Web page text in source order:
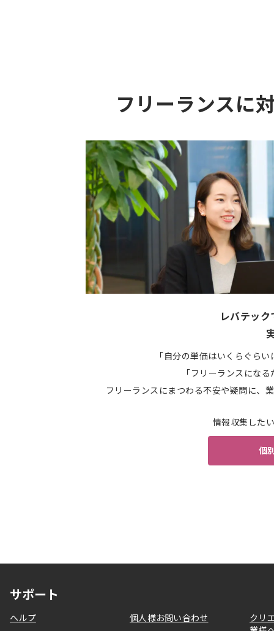
フリーランスに
レバテッ
「自分の単価はいくらぐら
「フリーランスにな
フリーランスにまつわる不安や疑問に、
情報収集した
個
サポート
ヘルプ 個人様お問い合わせ
クリ